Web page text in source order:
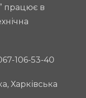
працює в
106-53-40
Харківська